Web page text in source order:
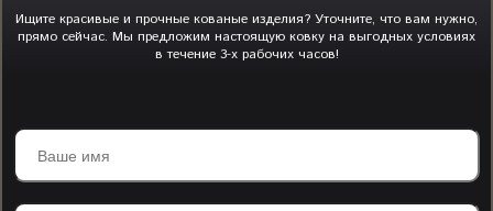
Ищите красивые и прочные кованые изделия? Уточните, что вам нужно,
прямо сейчас. Мы предложим настоящую ковку на выгодных условиях
в течение 3-х рабочих часов!